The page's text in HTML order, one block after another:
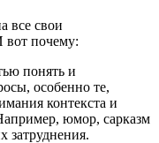
все свои
вот почему:
понять и
особенно те,
контекста и
юмор, сарказм
затруднения.